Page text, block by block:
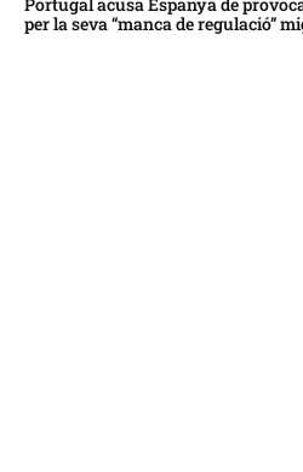
per la seva “manca de regulació”